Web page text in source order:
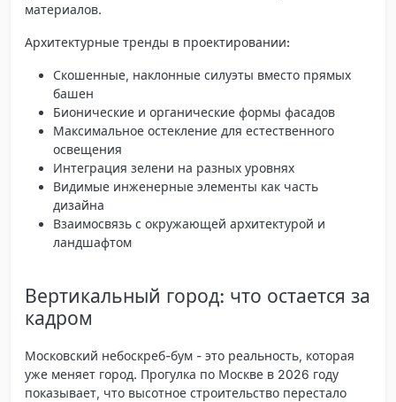
материалов.
Архитектурные тренды в проектировании:
Скошенные, наклонные силуэты вместо прямых
башен
Бионические и органические формы фасадов
Максимальное остекление для естественного
освещения
Интеграция зелени на разных уровнях
Видимые инженерные элементы как часть
дизайна
Взаимосвязь с окружающей архитектурой и
ландшафтом
Вертикальный город: что остается за
кадром
Московский небоскреб-бум - это реальность, которая
уже меняет город. Прогулка по Москве в 2026 году
показывает, что высотное строительство перестало